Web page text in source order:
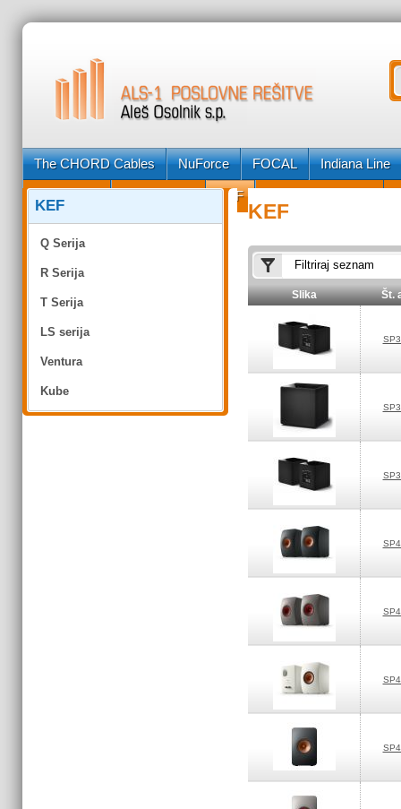
The CHORD Cables NuForce FOCAL Indiana Line
KEF
KEF
Q Serija
R Serija
T Serija
LS serija
Ventura
Kube
KEF
Slika Št.